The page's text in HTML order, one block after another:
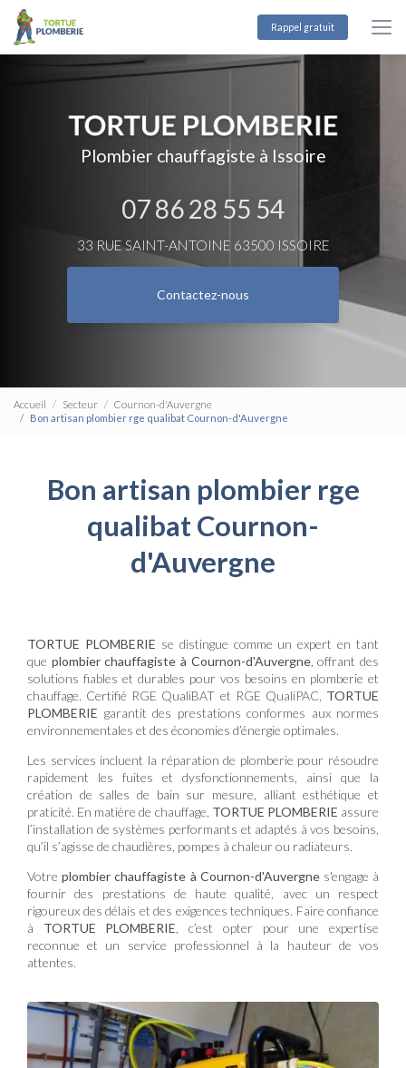
Aller
contenu
Rappel gratuit
Plombier chauffagiste à Issoire
07 86 28 55 54
33 RUE SAINT-ANTOINE 63500 ISSOIRE
Contactez-nous
Accueil Secteur
Cournon-d'Auvergne
Bon artisan plombier rge qualibat Cournon-d'Auvergne
Bon artisan plombier rge
qualibat Cournon-
d'Auvergne
TORTUE PLOMBERIE se distingue comme un expert en tant
que plombier chauffagiste à Cournon-d'Auvergne, offrant des
solutions fiables et durables pour vos besoins en plomberie et
chauffage. Certifié RGE QualiBAT et RGE QualiPAC, TORTUE
PLOMBERIE garantit des prestations conformes aux normes
environnementales et des économies d’énergie optimales.
Les services incluent la réparation de plomberie pour résoudre
rapidement les fuites et dysfonctionnements, ainsi que la
création de salles de bain sur mesure, alliant esthétique et
praticité. En matière de chauffage, TORTUE PLOMBERIE assure
l’installation de systèmes performants et adaptés à vos besoins,
qu’il s’agisse de chaudières, pompes à chaleur ou radiateurs.
Votreplombier chauffagiste à Cournon-d'Auvergnes'engage à
fournir des prestations de haute qualité, avec un respect
rigoureux des délais et des exigences techniques. Faire confiance
à TORTUE PLOMBERIE , c’est opter pour une expertise
reconnue et un service professionnel à la hauteur de vos
attentes.